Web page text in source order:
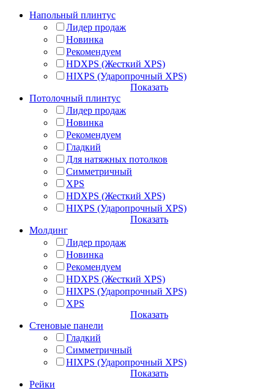
Напольный плинтус
Лидер продаж
Новинка
Рекомендуем
HDXPS (Жесткий XPS)
HIXPS (Ударопрочный XPS)
Показать
Потолочный плинтус
Лидер продаж
Новинка
Рекомендуем
Гладкий
Для натяжных потолков
Симметричный
XPS
HDXPS (Жесткий XPS)
HIXPS (Ударопрочный XPS)
Показать
Молдинг
Лидер продаж
Новинка
Рекомендуем
HDXPS (Жесткий XPS)
HIXPS (Ударопрочный XPS)
XPS
Показать
Стеновые панели
Гладкий
Симметричный
HIXPS (Ударопрочный XPS)
Показать
Рейки